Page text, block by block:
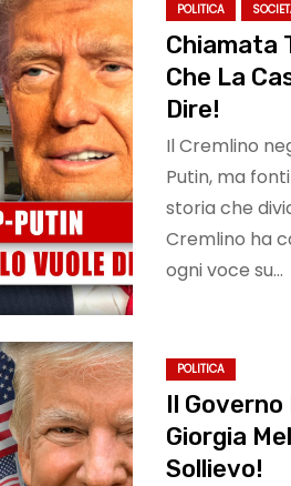
POLITICA
Chiamata
Che La
Dire!
Il Cremlino
Putin, ma
storia che
Cremlino ha
ogni voce su…
POLITICA
Il
Giorgia
Sollievo!